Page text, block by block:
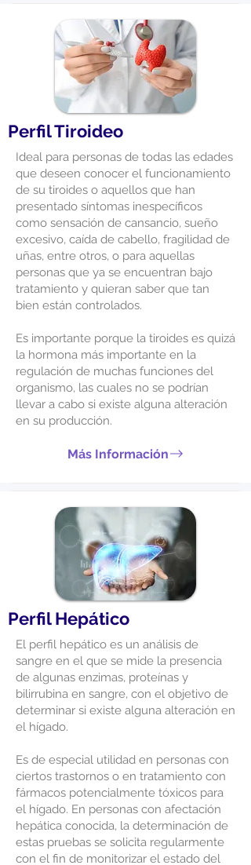
Perfil Tiroideo
Ideal para personas de todas las edades
que deseen conocer el funcionamiento
de su tiroides o aquellos que han
presentado síntomas inespecíficos
como sensación de cansancio, sueño
excesivo, caída de cabello, fragilidad de
uñas, entre otros, o para aquellas
personas que ya se encuentran bajo
tratamiento y quieran saber que tan
bien están controlados.
Es importante porque la tiroides es quizá
la hormona más importante en la
regulación de muchas funciones del
organismo, las cuales no se podrían
llevar a cabo si existe alguna alteración
en su producción.
Más Información
Perfil Hepático
El perfil hepático es un análisis de
sangre en el que se mide la presencia
de algunas enzimas, proteínas y
bilirrubina en sangre, con el objetivo de
determinar si existe alguna alteración en
el hígado.
Es de especial utilidad en personas con
ciertos trastornos o en tratamiento con
fármacos potencialmente tóxicos para
el hígado. En personas con afectación
hepática conocida, la determinación de
estas pruebas se solicita regularmente
con el fin de monitorizar el estado del